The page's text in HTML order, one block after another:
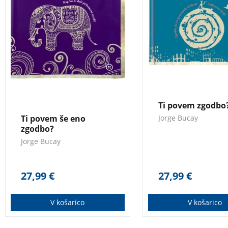
psihoterapevtov na svetu.
“Knjiga, ki bi jo morali
nositi v torbicah in kovčkih
ter vedno imeti v službenih
predalih, kot imamo
aspirin!” Manca Košir
Ti povem še eno
zgodbo?
Jorge Bucay
27,99€
V košarico
psihoterapevtov na
Ti povem
Jorge Bucay
27,99€
V košarico